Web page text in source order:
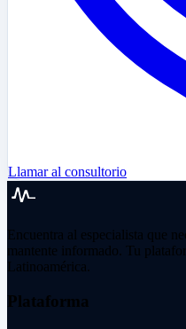
Llamar al consultorio
Encuentra al especialista que
mantente informado. Tu
Latinoamérica.
Plataforma